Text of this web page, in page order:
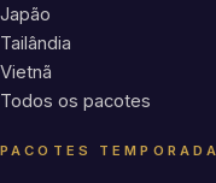
Japão
Tailândia
Vietnã
Todos os pacotes
PACOTES TEMPORADA